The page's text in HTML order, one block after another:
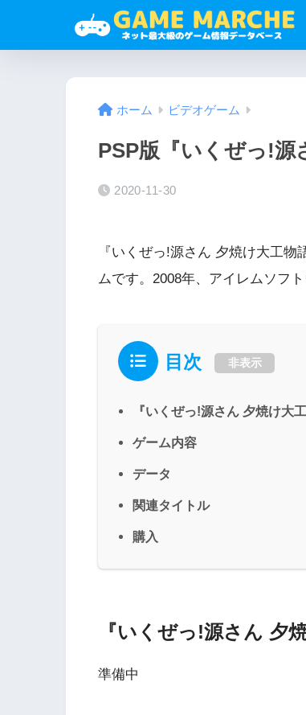
ホーム ビデオゲーム
PSP版『いくぜっ!源
2020-11-30
『いくぜっ!源さん 夕焼け大工
ムです。2008年、アイレムソフ
目次 非表示
『いくぜっ!源さん 夕焼け大
ゲーム内容
データ
関連タイトル
購入
『いくぜっ!源さん 夕
準備中